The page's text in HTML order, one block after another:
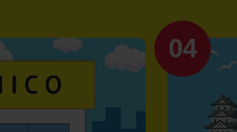
04